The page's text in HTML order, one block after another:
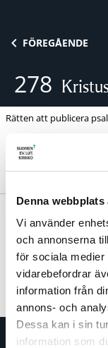
Denna
Vi använder
och annonserna
för sociala
vidarebefordrar
information från
annons- och
Dessa kan i sin
information som
FÖREGÅENDE
278
Rätten att publicera
Anders
Avdelning:Guds